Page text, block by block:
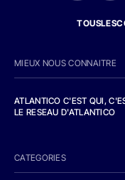
MIEUX NOUS CONNAITRE
ATLANTICO C'EST QUI,
LE RESEAU D'ATLANTICO
CATEGORIES